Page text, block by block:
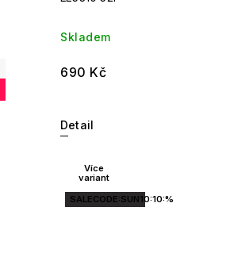
Skladem
690 Kč
Detail
Více
variant
SALECODE:SUN10:10:%